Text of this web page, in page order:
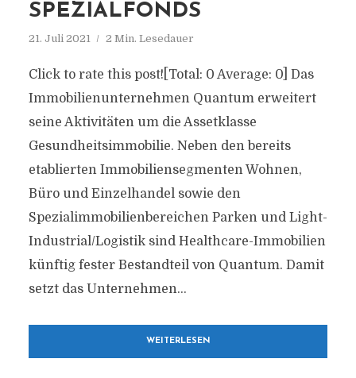
SPEZIALFONDS
21. Juli 2021 2 Min. Lesedauer
Click to rate this post![Total: 0 Average: 0] Das
Immobilienunternehmen Quantum erweitert
seine Aktivitäten um die Assetklasse
Gesundheitsimmobilie. Neben den bereits
etablierten Immobiliensegmenten Wohnen,
Büro und Einzelhandel sowie den
Spezialimmobilienbereichen Parken und Light-
Industrial/Logistik sind Healthcare-Immobilien
künftig fester Bestandteil von Quantum. Damit
setzt das Unternehmen...
WEITERLESEN